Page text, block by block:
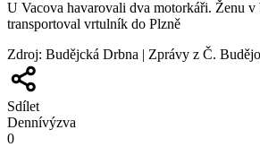
U Vacova havarovali dva motorkáři. Ženu v
transportoval vrtulník do Plzně
Zdroj: Budějcká Drbna | Zprávy z Č.
Sdílet
Dennívýzva
0